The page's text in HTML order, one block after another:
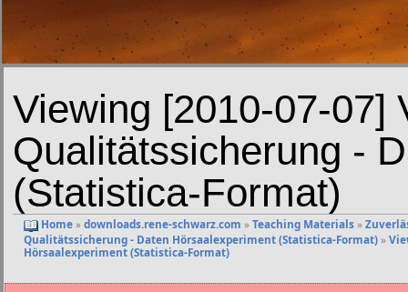
Viewing [2010-07-07]
Qualitätssicherung -
(Statistica-Format)
Home»downloads.rene-schwarz.com »Teaching Materials»
Qualitätssicherung - Daten Hörsaalexperiment (Statistica-Format)»
Hörsaalexperiment (Statistica-Format)